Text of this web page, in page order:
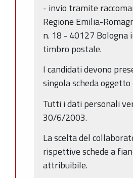
- invio tramite
Regione Emilia-
n. 18 - 40127 Bologna
timbro postale.
I candidati devono
singola scheda
Tutti i dati personali
30/6/2003.
La scelta del
rispettive schede a
attribuibile.